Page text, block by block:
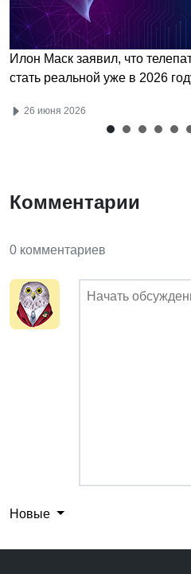
Илон Маск заявил, что
стать реальной уже в 2026
26 июня 2026
Комментарии
0 комментариев
Новые